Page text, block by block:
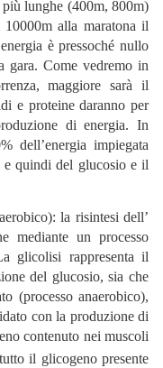
lunghe (400m, 800m)
alla maratona il
è pressoché nullo
gara. Come vedremo in
maggiore sarà il
e proteine daranno per
di energia. In
dell’energia impiegata
e quindi del glucosio e il
la risintesi dell’
mediante un processo
glicolisi rappresenta il
del glucosio, sia che
(processo anaerobico),
con la produzione di
contenuto nei muscoli
il glicogeno presente